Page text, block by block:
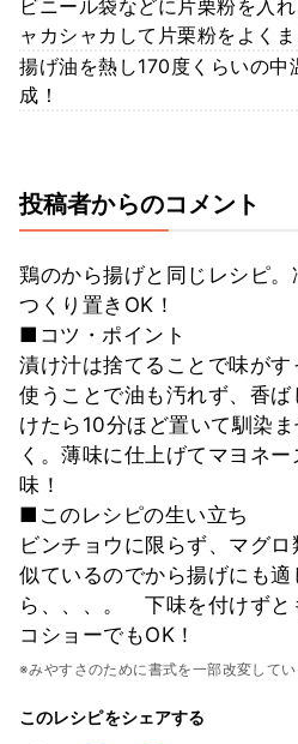
ビニール袋などに片栗粉を入
ャカシャカして片栗粉をよくま
揚げ油を熱し170度くらいの
成！
投稿者からのコメント
鶏のから揚げと同じレシピ
つくり置きOK！
■コツ・ポイント
漬け汁は捨てることで味が
使うことで油も汚れず、香
けたら10分ほど置いて馴染
く。薄味に仕上げてマヨネ
味！
■このレシピの生い立ち
ビンチョウに限らず、マグ
似ているのでから揚げにも
ら、、、。 下味を付けずと
コショーでもOK！
※みやすさのために書式を一部改変してい
このレシピをシェアする